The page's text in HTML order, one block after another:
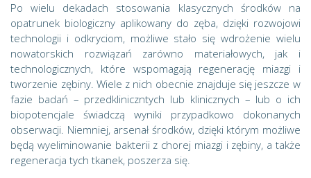
Po wielu dekadach stosowania klasycznych środków na
opatrunek biologiczny aplikowany do zęba, dzięki rozwojowi
technologii i odkryciom, możliwe stało się wdrożenie wielu
nowatorskich rozwiązań zarówno materiałowych, jak i
technologicznych, które wspomagają regenerację miazgi i
tworzenie zębiny. Wiele z nich obecnie znajduje się jeszcze w
fazie badań – przedkliniczntych lub klinicznych – lub o ich
biopotencjale świadczą wyniki przypadkowo dokonanych
obserwacji. Niemniej, arsenał środków, dzięki którym możliwe
będą wyeliminowanie bakterii z chorej miazgi i zębiny, a także
regeneracja tych tkanek, poszerza się.